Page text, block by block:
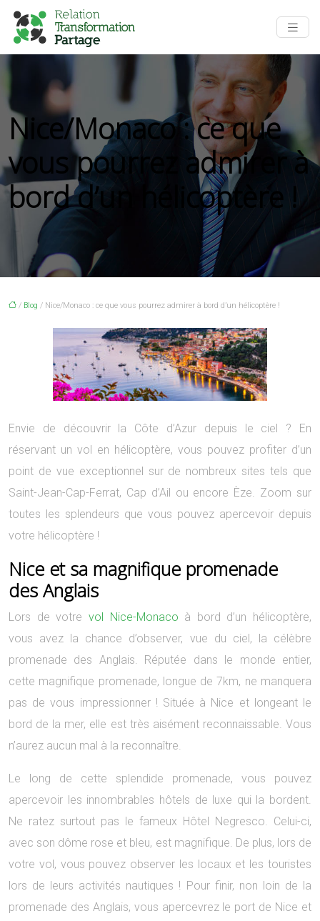
Nice/Monaco : ce que
vous pourrez admirer à
bord d’un hélicoptère !
/ Blog / Nice/Monaco : ce que vous pourrez admirer à bord d’un hélicoptère !
Envie de découvrir la Côte d’Azur depuis le ciel ? En
réservant un vol en hélicoptère, vous pouvez profiter d’un
point de vue exceptionnel sur de nombreux sites tels que
Saint-Jean-Cap-Ferrat, Cap d’Ail ou encore Èze. Zoom sur
toutes les splendeurs que vous pouvez apercevoir depuis
votre hélicoptère !
Nice et sa magnifique promenade
des Anglais
Lors de votre vol Nice-Monaco à bord d’un hélicoptère,
vous avez la chance d’observer, vue du ciel, la célèbre
promenade des Anglais. Réputée dans le monde entier,
cette magnifique promenade, longue de 7km, ne manquera
pas de vous impressionner ! Située à Nice et longeant le
bord de la mer, elle est très aisément reconnaissable. Vous
n’aurez aucun mal à la reconnaître.
Le long de cette splendide promenade, vous pouvez
apercevoir les innombrables hôtels de luxe qui la bordent.
Ne ratez surtout pas le fameux Hôtel Negresco. Celui-ci,
avec son dôme rose et bleu, est magnifique. De plus, lors de
votre vol, vous pouvez observer les locaux et les touristes
lors de leurs activités nautiques ! Pour finir, non loin de la
promenade des Anglais, vous apercevrez le port de Nice et